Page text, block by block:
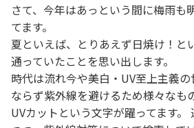
さて、今年はあっという間に梅雨も
てます。
夏といえば、とりあえず日焼け！と
通っていたことを思い出します。
時代は流れ今や美白・UV至上主義
ならず紫外線を避けるため様々なも
UVカットという文字が躍ってます。